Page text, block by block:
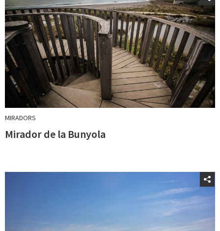
MIRADORS
Mirador de la Bunyola